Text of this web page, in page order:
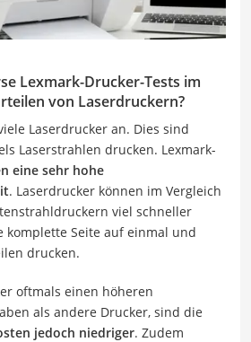
Lexmark-Drucker-Tests im
von Laserdruckern?
Laserdrucker an. Dies sind
Laserstrahlen drucken. Lexmark-
eine sehr hohe
. Laserdrucker können im Vergleich
viel schneller
komplette Seite auf einmal und
drucken.
oftmals einen höheren
als andere Drucker, sind die
jedoch niedriger. Zudem